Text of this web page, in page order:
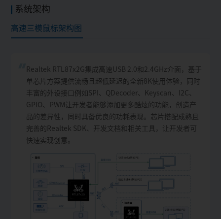
系统架构
高速三模鼠标架构图
Realtek RTL87x2G集成高速USB 2.0和2.4GHz介面，基于
单芯片方案提供流畅且超低延迟的全新8K使用体验，同时
丰富的外设接口例如SPI、QDecoder、Keyscan、I2C、
GPIO、PWM让开发者能够添加更多酷炫的功能，创造产
品的差异性，同时具备优良的功耗表现。芯片搭配成熟且
完善的Realtek SDK、开发文档和相关工具，让开发者可
快速实现创意。